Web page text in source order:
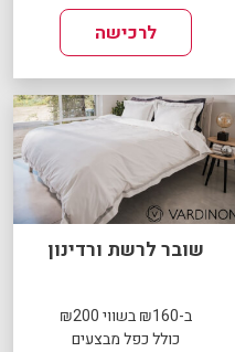
לרכישה
שובר לרשת ורדינון
ב-₪160 בשווי ₪200
כולל כפל מבצעים